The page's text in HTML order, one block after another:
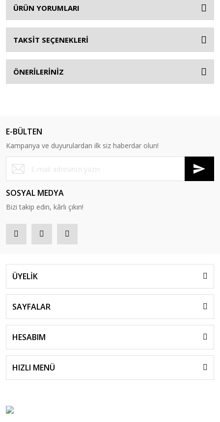
ÜRÜN YORUMLARI
TAKSİT SEÇENEKLERİ
ÖNERİLERİNİZ
E-BÜLTEN
Kampanya ve duyurulardan ilk siz haberdar olun!
SOSYAL MEDYA
Bizi takip edin, kârlı çıkın!
ÜYELİK
SAYFALAR
HESABIM
HIZLI MENÜ